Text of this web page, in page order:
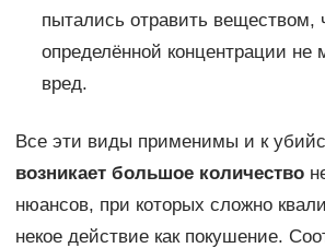
пытались отравить веществом,
определённой концентрации не
вред.
Все эти виды применимы и к
возникает большое количество
нюансов, при которых сложно
некое действие как покушение.